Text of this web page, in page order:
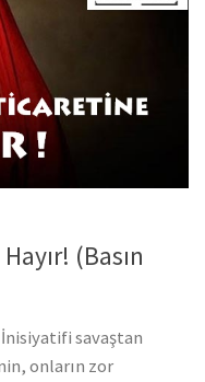
(Basın
savaştan
onların zor